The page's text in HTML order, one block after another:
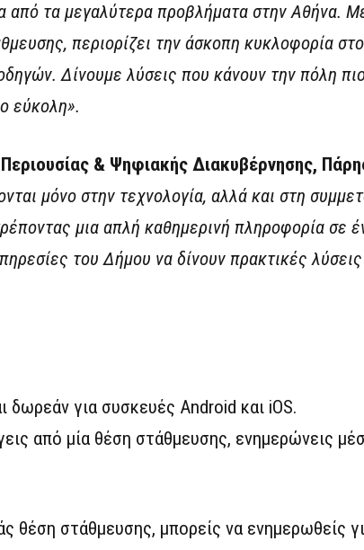
από τα μεγαλύτερα προβλήματα στην Αθήνα.
περιορίζει την άσκοπη κυκλοφορία
οδηγών.Δίνουμελύσεις που κάνουν την πόλη
εύκολη».
& Ψηφιακής Διακυβέρνησης,
μόνο στην τεχνολογία, αλλά και στη
μια απλή καθημερινή πληροφορία σε
του Δήμου να δίνουν πρακτικές
δωρεάν για συσκευές Android και iOS.
από μία θέση στάθμευσης, ενημερώνεις
θέση στάθμευσης, μπορείς να ενημερωθείς